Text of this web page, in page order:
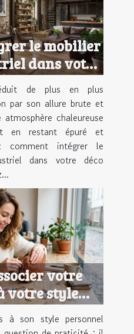
le mobilier
dans votre
?
de plus en plus
par son allure brute et
chaleureuse
en restant épuré et
comment intégrer le
dans votre déco
votre
votre style
?
à son style personnel